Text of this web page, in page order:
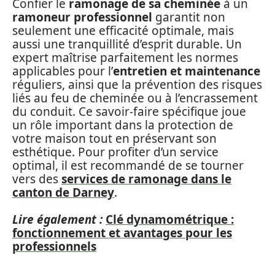
Confier le ramonage de sa cheminée à un
ramoneur professionnel garantit non
seulement une efficacité optimale, mais
aussi une tranquillité d’esprit durable. Un
expert maîtrise parfaitement les normes
applicables pour l’entretien et maintenance
réguliers, ainsi que la prévention des risques
liés au feu de cheminée ou à l’encrassement
du conduit. Ce savoir-faire spécifique joue
un rôle important dans la protection de
votre maison tout en préservant son
esthétique. Pour profiter d’un service
optimal, il est recommandé de se tourner
vers desservices de ramonage dans le
canton de Darney.
Lire également : Clé dynamométrique :
fonctionnement et avantages pour les
professionnels